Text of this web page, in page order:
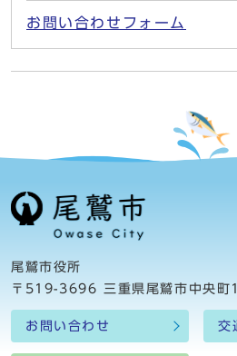
お問い合わせフォーム
尾鷲市役所
〒519-3696 三重県尾鷲市中央町
お問い合わせ 交